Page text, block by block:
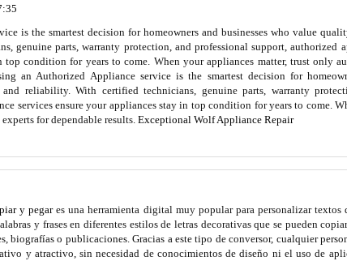
is the smartest decision for homeowners and businesses who value
genuine parts, warranty protection, and professional support, authorized
top condition for years to come. When your appliances matter, trust only
an Authorized Appliance service is the smartest decision for
and reliability. With certified technicians, genuine parts, warranty
services ensure your appliances stay in top condition for years to come.
for dependable results. Exceptional Wolf Appliance Repair
y pegares una herramienta digital muy popular para personalizar textos
y frases en diferentes estilos de letras decorativas que se pueden
biografías o publicaciones. Gracias a este tipo de conversor, cualquier
y atractivo, sin necesidad de conocimientos de diseño ni el uso de